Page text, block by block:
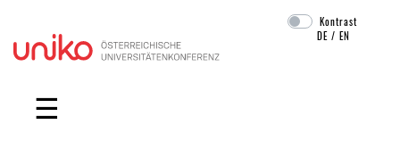
Navigation überspringen
Kontrast
DE /EN
☰